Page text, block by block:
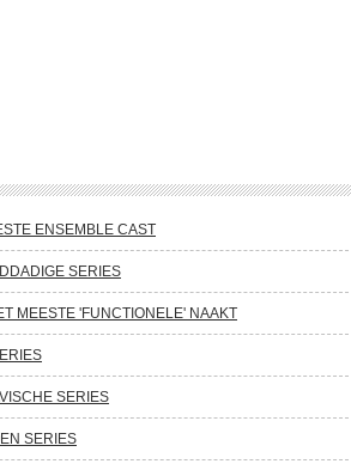
ENSEMBLE CAST
SERIES
MEESTE 'FUNCTIONELE' NAAKT
SERIES
SERIES